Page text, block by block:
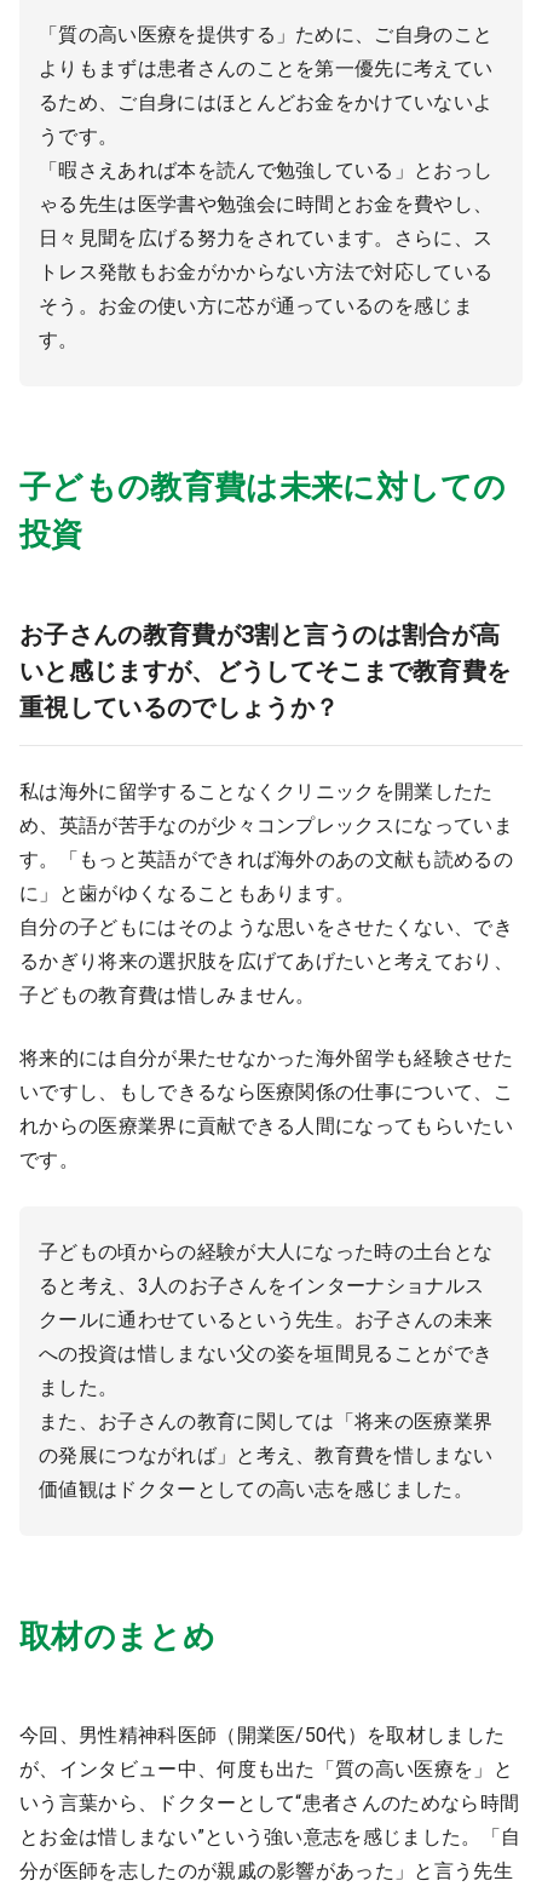
「質の高い医療を提供する」ために、ご自身のこと
よりもまずは患者さんのことを第一優先に考えてい
るため、ご自身にはほとんどお金をかけていないよ
うです。
「暇さえあれば本を読んで勉強している」とおっし
ゃる先生は医学書や勉強会に時間とお金を費やし、
日々見聞を広げる努力をされています。さらに、ス
トレス発散もお金がかからない方法で対応している
そう。お金の使い方に芯が通っているのを感じま
す。
子どもの教育費は未来に対しての
投資
お子さんの教育費が3割と言うのは割合が高
いと感じますが、どうしてそこまで教育費を
重視しているのでしょうか？
私は海外に留学することなくクリニックを開業したた
め、英語が苦手なのが少々コンプレックスになっていま
す。「もっと英語ができれば海外のあの文献も読めるの
に」と歯がゆくなることもあります。
自分の子どもにはそのような思いをさせたくない、でき
るかぎり将来の選択肢を広げてあげたいと考えており、
子どもの教育費は惜しみません。
将来的には自分が果たせなかった海外留学も経験させた
いですし、もしできるなら医療関係の仕事について、こ
れからの医療業界に貢献できる人間になってもらいたい
です。
子どもの頃からの経験が大人になった時の土台とな
ると考え、3人のお子さんをインターナショナルス
クールに通わせているという先生。お子さんの未来
への投資は惜しまない父の姿を垣間見ることができ
ました。
また、お子さんの教育に関しては「将来の医療業界
の発展につながれば」と考え、教育費を惜しまない
価値観はドクターとしての高い志を感じました。
取材のまとめ
今回、男性精神科医師（開業医/50代）を取材しました
が、インタビュー中、何度も出た「質の高い医療を」と
いう言葉から、ドクターとして“患者さんのためなら時間
とお金は惜しまない”という強い意志を感じました。「自
分が医師を志したのが親戚の影響があった」と言う先生